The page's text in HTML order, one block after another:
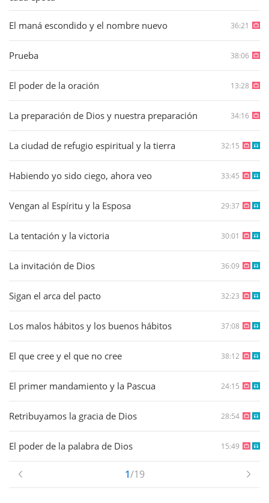
El maná escondido y el nombre nuevo 36:21
Prueba 38:06
El poder de la oración 13:28
La preparación de Dios y nuestra preparación 34:16
La ciudad de refugio espiritual y la tierra 32:15
Habiendo yo sido ciego, ahora veo 33:45
Vengan al Espíritu y la Esposa 29:37
La tentación y la victoria 30:01
La invitación de Dios 36:09
Sigan el arca del pacto 32:23
Los malos hábitos y los buenos hábitos 37:08
El que cree y el que no cree 38:12
El primer mandamiento y la Pascua 24:15
Retribuyamos la gracia de Dios 28:54
El poder de la palabra de Dios 15:49
1/19